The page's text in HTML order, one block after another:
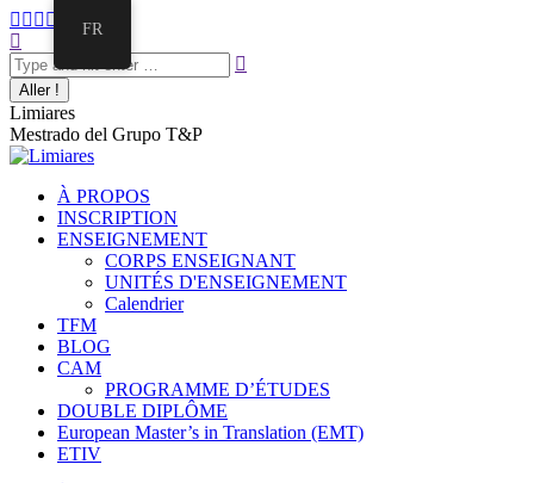
Aller
au
contenu
La
Facebook
s'ouvre
dans
une
nouvelle
fenêtre
La
Twitter
s'ouvre
dans
une
nouvelle
fenêtre
La
E-
mail
s'ouvre
dans
une
nouvelle
fenêtre
page
s'ouvre
dans
une
nouvelle
fenêtre
La
page
LinkedIn
s'ouvre
dans
une
nouvelle
fenêtre
Recherche
Limiares
Mestrado del Grupo T&P
À PROPOS
INSCRIPTION
ENSEIGNEMENT
CORPS ENSEIGNANT
UNITÉS D'ENSEIGNEMENT
Calendrier
TFM
BLOG
CAM
PROGRAMME D’ÉTUDES
DOUBLE DIPLÔME
European Master’s in Translation (EMT)
ETIV
FR